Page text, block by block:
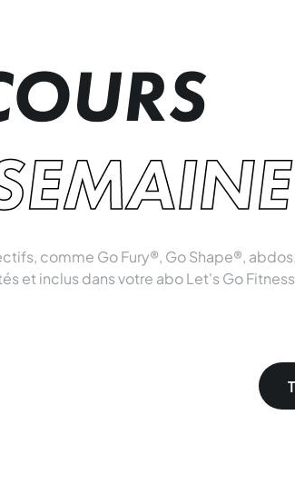
comme Go Fury®, Go Shape®,
et inclus dans votre abo Let's Go